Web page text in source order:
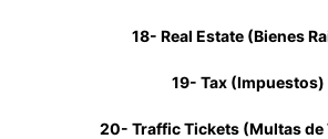
18- Real Estate (Bienes
19- Tax (Impuestos)
20- Traffic Tickets (Multas de